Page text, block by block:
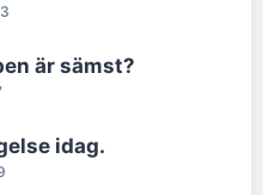
är sämst?
idag.